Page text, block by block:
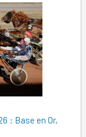
: Base en Or,